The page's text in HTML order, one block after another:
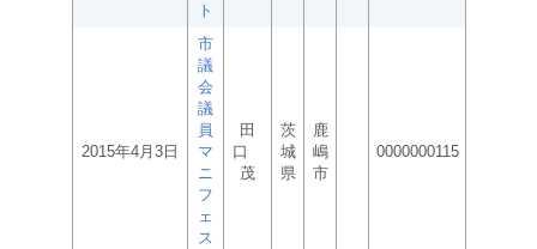
ト
2015年4月3日
市
議
会
議
員
マ
ニ
フ
ェ
ス
田
口
茂
茨
城
県
鹿
嶋
市
0000000115